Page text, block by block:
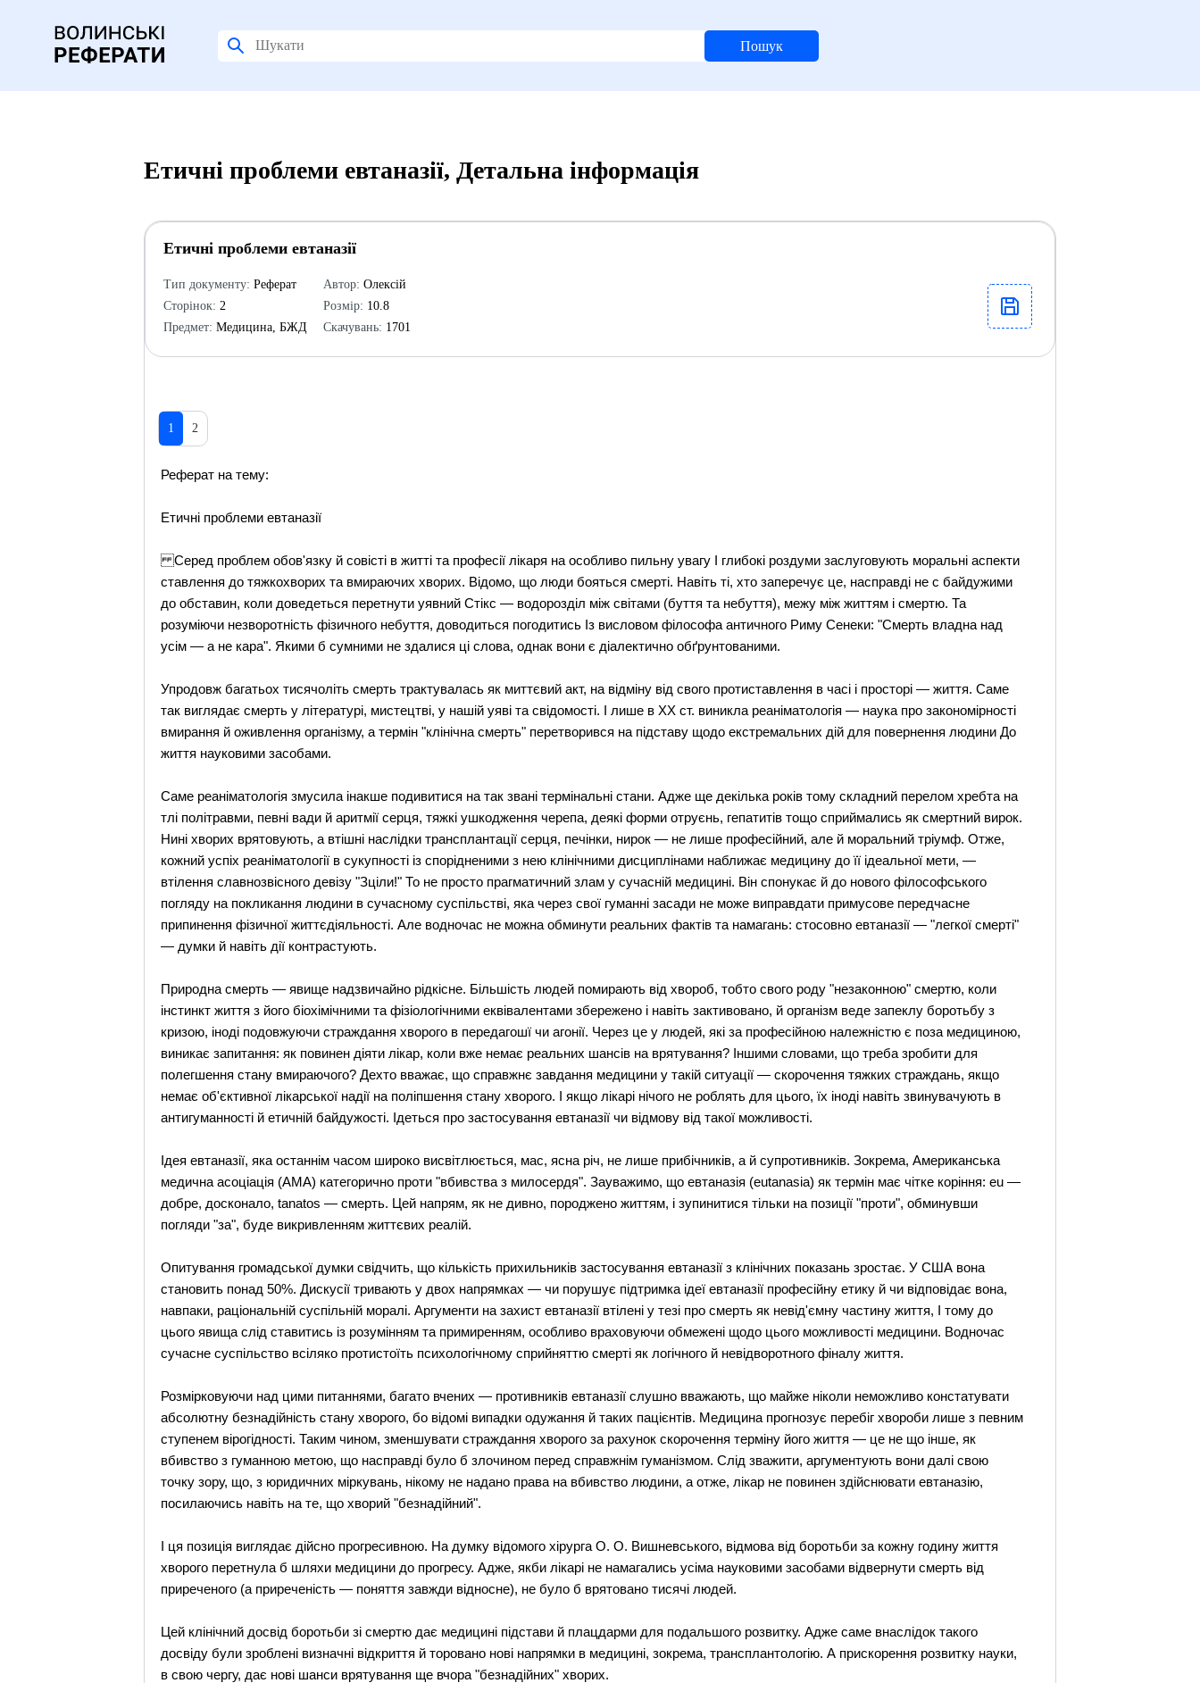
Пошук
Етичні проблеми евтаназії, Детальна інформація
Етичні проблеми евтаназії
Тип документу: Реферат
Сторінок: 2
Предмет: Медицина, БЖД
Автор: Олексій
Розмір: 10.8
Скачувань: 1701
1 2
Реферат на тему:
Етичні проблеми евтаназії
Серед проблем обов'язку й совісті в житті та професії лікаря на особливо пильну увагу І глибокі роздуми заслуговують моральні аспекти
ставлення до тяжкохворих та вмираючих хворих. Відомо, що люди бояться смерті. Навіть ті, хто заперечує це, насправді не с байдужими
до обставин, коли доведеться перетнути уявний Стікс — водорозділ між світами (буття та небуття), межу між життям і смертю. Та
розуміючи незворотність фізичного небуття, доводиться погодитись Із висловом філософа античного Риму Сенеки: "Смерть владна над
усім — а не кара". Якими б сумними не здалися ці слова, однак вони є діалектично обґрунтованими.
Упродовж багатьох тисячоліть смерть трактувалась як миттєвий акт, на відміну від свого протиставлення в часі і просторі — життя. Саме
так виглядає смерть у літературі, мистецтві, у нашій уяві та свідомості. І лише в XX ст. виникла реаніматологія — наука про закономірності
вмирання й оживлення організму, а термін "клінічна смерть" перетворився на підставу щодо екстремальних дій для повернення людини До
життя науковими засобами.
Саме реаніматологія змусила інакше подивитися на так звані термінальні стани. Адже ще декілька років тому складний перелом хребта на
тлі політравми, певні вади й аритмії серця, тяжкі ушкодження черепа, деякі форми отруєнь, гепатитів тощо сприймались як смертний вирок.
Нині хворих врятовують, а втішні наслідки трансплантації серця, печінки, нирок — не лише професійний, але й моральний тріумф. Отже,
кожний успіх реаніматології в сукупності із спорідненими з нею клінічними дисциплінами наближає медицину до її ідеальної мети, —
втілення славнозвісного девізу "Зціли!" То не просто прагматичний злам у сучасній медицині. Він спонукає й до нового філософського
погляду на покликання людини в сучасному суспільстві, яка через свої гуманні засади не може виправдати примусове передчасне
припинення фізичної життєдіяльності. Але водночас не можна обминути реальних фактів та намагань: стосовно евтаназії — "легкої смерті"
— думки й навіть дії контрастують.
Природна смерть — явище надзвичайно рідкісне. Більшість людей помирають від хвороб, тобто свого роду "незаконною" смертю, коли
інстинкт життя з його біохімічними та фізіологічними еквівалентами збережено і навіть зактивовано, й організм веде запеклу боротьбу з
кризою, іноді подовжуючи страждання хворого в передагошї чи агонії. Через це у людей, які за професійною належністю є поза медициною,
виникає запитання: як повинен діяти лікар, коли вже немає реальних шансів на врятування? Іншими словами, що треба зробити для
полегшення стану вмираючого? Дехто вважає, що справжнє завдання медицини у такій ситуації — скорочення тяжких страждань, якщо
немає об'єктивної лікарської надії на поліпшення стану хворого. І якщо лікарі нічого не роблять для цього, їх іноді навіть звинувачують в
антигуманності й етичній байдужості. Ідеться про застосування евтаназії чи відмову від такої можливості.
Ідея евтаназії, яка останнім часом широко висвітлюється, мас, ясна річ, не лише прибічників, а й супротивників. Зокрема, Американська
медична асоціація (АМА) категорично проти "вбивства з милосердя". Зауважимо, що евтаназія (eutanasia) як термін має чітке коріння: еu —
добре, досконало, tanatos — смерть. Цей напрям, як не дивно, породжено життям, і зупинитися тільки на позиції "проти", обминувши
погляди "за", буде викривленням життєвих реалій.
Опитування громадської думки свідчить, що кількість прихильників застосування евтаназії з клінічних показань зростає. У США вона
становить понад 50%. Дискусії тривають у двох напрямках — чи порушує підтримка ідеї евтаназії професійну етику й чи відповідає вона,
навпаки, раціональній суспільній моралі. Аргументи на захист евтаназії втілені у тезі про смерть як невід'ємну частину життя, І тому до
цього явища слід ставитись із розумінням та примиренням, особливо враховуючи обмежені щодо цього можливості медицини. Водночас
сучасне суспільство всіляко протистоїть психологічному сприйняттю смерті як логічного й невідворотного фіналу життя.
Розмірковуючи над цими питаннями, багато вчених — противників евтаназії слушно вважають, що майже ніколи неможливо констатувати
абсолютну безнадійність стану хворого, бо відомі випадки одужання й таких пацієнтів. Медицина прогнозує перебіг хвороби лише з певним
ступенем вірогідності. Таким чином, зменшувати страждання хворого за рахунок скорочення терміну його життя — це не що інше, як
вбивство з гуманною метою, що насправді було б злочином перед справжнім гуманізмом. Слід зважити, аргументують вони далі свою
точку зору, що, з юридичних міркувань, нікому не надано права на вбивство людини, а отже, лікар не повинен здійснювати евтаназію,
посилаючись навіть на те, що хворий "безнадійний".
І ця позиція виглядає дійсно прогресивною. На думку відомого хірурга О. О. Вишневського, відмова від боротьби за кожну годину життя
хворого перетнула б шляхи медицини до прогресу. Адже, якби лікарі не намагались усіма науковими засобами відвернути смерть від
приреченого (а приреченість — поняття завжди відносне), не було б врятовано тисячі людей.
Цей клінічний досвід боротьби зі смертю дає медицині підстави й плацдарми для подальшого розвитку. Адже саме внаслідок такого
досвіду були зроблені визначні відкриття й торовано нові напрямки в медицині, зокрема, трансплантологію. А прискорення розвитку науки,
в свою чергу, дає нові шанси врятування ще вчора "безнадійних" хворих.